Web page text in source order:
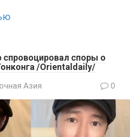
спровоцировал споры о
/Orientaldaily/
Азия 0